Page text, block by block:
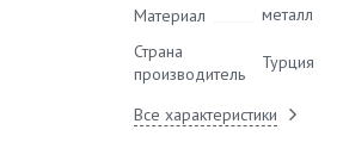
Материал
металл
Страна
производитель
Турция
Все характеристики